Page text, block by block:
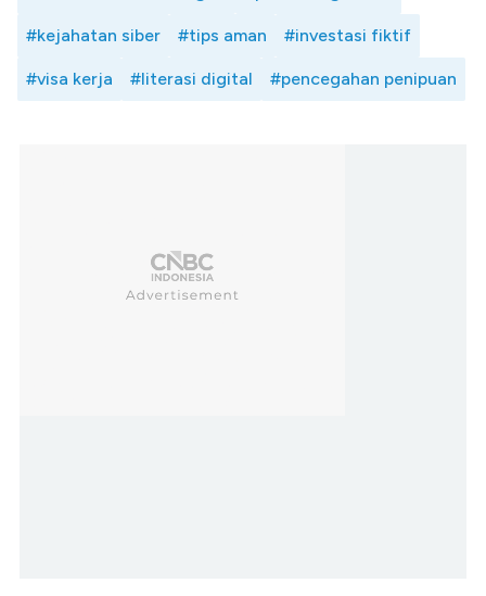
#kejahatan siber #tips aman #investasi fiktif
#visa kerja #literasi digital #pencegahan penipuan